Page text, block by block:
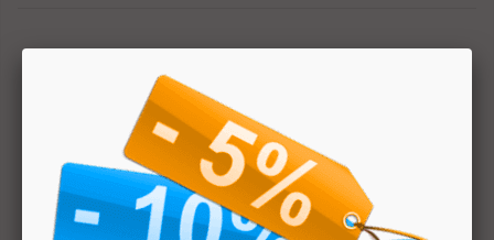
Hai bisogno di aiuto? Chatta con noi